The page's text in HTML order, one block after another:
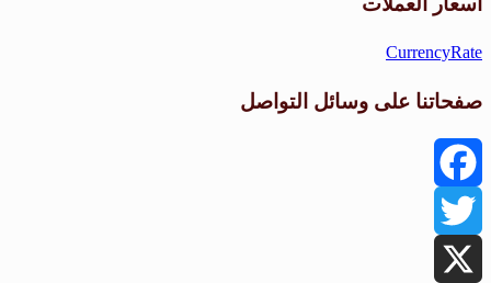
CurrencyRate
صفحاتنا على وسائل التواصل
Facebook
Twitter